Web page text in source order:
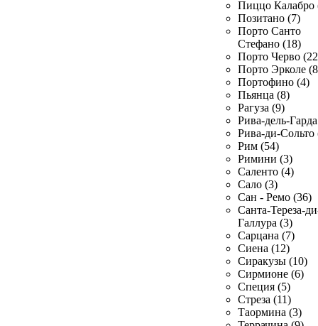
Пиццо Калабро
Позитано (7)
Порто Санто
Стефано (18)
Порто Черво
Порто Эрколе
Портофино (4)
Пьянца (8)
Рагуза (9)
Рива-дель-
Рива-ди-Сольто
Рим (54)
Римини (3)
Саленто (4)
Сало (3)
Сан - Ремо (36)
Санта-Тереза-
Галлура (3)
Сарцана (7)
Сиена (12)
Сиракузы (10)
Сирмионе (6)
Специя (5)
Стреза (11)
Таормина (3)